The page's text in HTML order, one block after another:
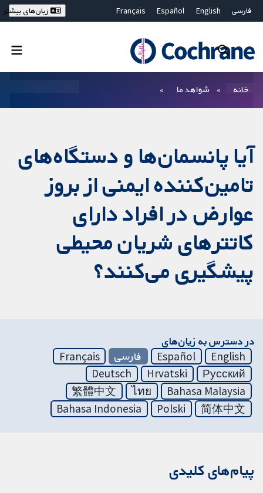
فارسی English
Español
Français
Bahasa Malaysia
ไทย
繁體中文
زبان‌های بیشتر
خانه شواهد ما
آیا پانسمان‌ها و دستگاه‌های
تامین‌کننده ایمنی از بروز
عوارض در افراد دارای
کاتترهای شریان محیطی
پیشگیری می‌کنند؟
در دسترس به زیان‌های
English
Español فارسی
Français
Русский
Hrvatski
Deutsch
Bahasa Malaysia
ไทย
繁體中文
简体中文
Polski
Bahasa Indonesia
پیام‌های کلیدی